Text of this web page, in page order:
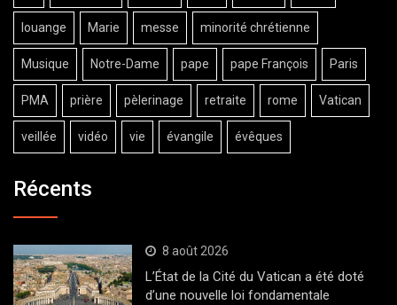
louange Marie messe minorité chrétienne
Musique Notre-Dame pape pape François Paris
PMA prière pèlerinage retraite rome Vatican
veillée vidéo vie évangile évêques
Récents
8 août 2026
L’État de la Cité du Vatican a été doté
d’une nouvelle loi fondamentale